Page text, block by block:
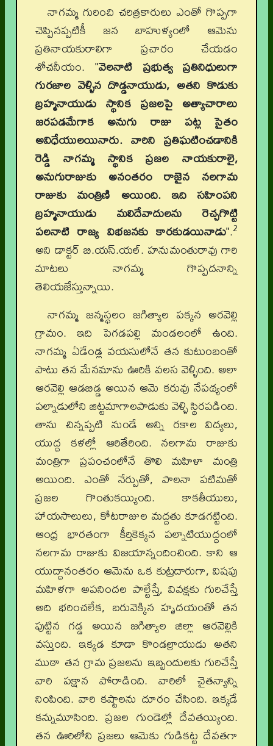
నాగమ్మ గురించి చరిత్రకారులు ఎంతో గొప్పగా
చెప్పినప్పటికీ జన బాహుళ్యంలో ఆమెను
ప్రతినాయకురాలిగా ప్రచారం చేయడం
శోచనీయం. "వెలనాటి ప్రభుత్వ ప్రతినిధులుగా
గురజాల వెళ్ళిన దొడ్డనాయుడు, అతని కొడుకు
బ్రహ్మనాయుడు స్థానిక ప్రజలపై అత్యాచారాలు
జరపడమేగాక అనుగు రాజు పట్ల సైతం
అవిధేయులయినారు. వారిని ప్రతిఘటించడానికి
రెడ్డి నాగమ్మ స్థానిక ప్రజల నాయకురాలై,
అనుగురాజుకు అనంతరం రాజైన నలగామ
రాజుకు మంత్రిణి అయింది. ఇది సహింపని
బ్రహ్మనాయుడు మలిదేవాదులను రెచ్చగొట్టి
పలనాటి రాజ్య విభజనకు కారకుడయినాడు".2
అని డాక్టర్ బి.యస్.యల్. హనుమంతురావు గారి
మాటలు నాగమ్మ గొప్పదనాన్ని
తెలియజేస్తున్నాయి.
నాగమ్మ జన్మస్థలం జగిత్యాల పక్కన అరవెల్లి
గ్రామం. ఇది పెగడపల్లి మండలంలో ఉంది.
నాగమ్మ ఏడేండ్ల వయసులోనే తన కుటుంబంతో
పాటు తన మేనమాను ఊరికి వలస వెళ్ళింది. అలా
ఆరవెల్లి ఆడబిడ్డ అయిన ఆమె కరువు నేపథ్యంలో
పల్నాడులోని జిట్టమాగాలపాడుకు వెళ్ళి స్థిరపడింది.
తాను చిన్నప్పటి నుండే అన్ని రకాల విద్యలు,
యుద్ధ కళల్లో ఆరితేరింది. నలగామ రాజుకు
మంత్రిగా ప్రపంచంలోనే తొలి మహిళా మంత్రి
అయింది. ఎంతో నేర్పుతో, పాలనా పటిమతో
ప్రజల గొంతుకయ్యింది. కాకతీయులు,
హాయసాలులు, కోటరాజుల మద్దతు కూడగట్టింది.
ఆంధ్ర భారతంగా కీర్తికెక్కన పల్నాటియుద్ధంలో
నలగామ రాజుకు విజయాన్నందించింది. కాని ఆ
యుద్ధానంతరం ఆమెను ఒక కుట్రదారుగా, విషపు
మహిళగా అపనిందల పాల్టేస్తే, వివక్షకు గురిచేస్తే
అది భరించలేక, బరువెక్కిన హృదయంతో తన
పుట్టిన గడ్డ అయిన జగిత్యాల జిల్లా ఆరవెల్లికి
వస్తుంది. ఇక్కడ కూడా కొండల్రాయుడు అతని
ముఠా తన గ్రామ ప్రజలను ఇబ్బందులకు గురిచేస్తే
వారి పక్షాన పోరాడింది. వారిలో చైతన్యాన్ని
నింపింది. వారి కష్టాలను దూరం చేసింది. ఇక్కడే
కన్నుమూసింది. ప్రజల గుండెల్లో దేవతయ్యింది.
తన ఊరిలోని ప్రజలు ఆమెకు గుడికట్ట దేవతగా